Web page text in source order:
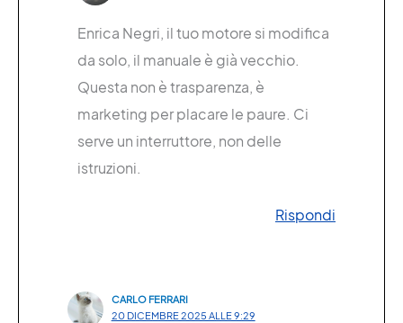
Enrica Negri, il tuo motore si modifica
da solo, il manuale è già vecchio.
Questa non è trasparenza, è
marketing per placare le paure. Ci
serve un interruttore, non delle
istruzioni.
Rispondi
CARLO FERRARI
20 DICEMBRE 2025 ALLE 9:29